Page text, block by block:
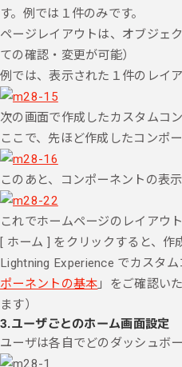
す。例では１件のみです。
ページレイアウトは、オブジェ
ての確認・変更が可能）
例では、表示された１件のレイ
次の画面で作成したカスタムコ
ここで、先ほど作成したコンポ
このあと、コンポーネントの表
これでホームページのレイアウ
[ ホーム ] をクリックすると、
Lightning Experience でカスタ
ポーネントの基本 」をご確認い
ます）
3.ユーザごとのホーム画面設定
ユーザは各自でどのダッシュボ